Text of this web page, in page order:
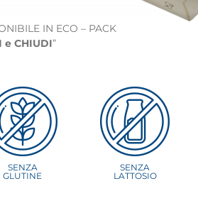
IN ECO – PACK
e CHIUDI”
SENZA
GLUTINE
SENZA
LATTOSIO